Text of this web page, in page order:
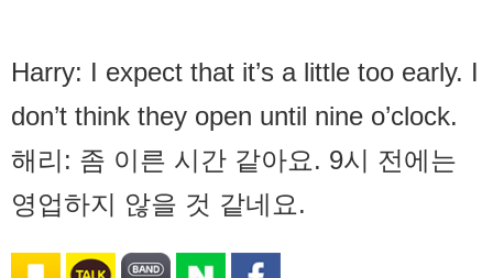
Harry: I expect that it’s a little too early. I
don’t think they open until nine o’clock.
해리: 좀 이른 시간 같아요. 9시 전에는
영업하지 않을 것 같네요.